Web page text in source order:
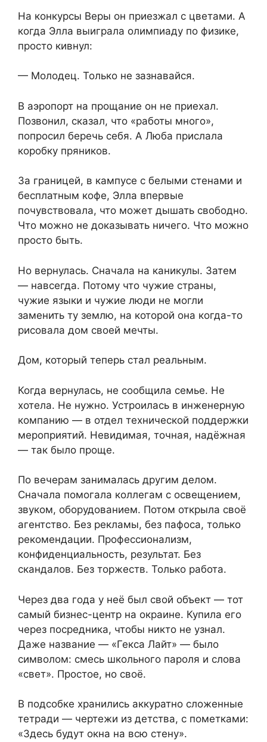
На конкурсы Веры он приезжал с цветами. А
когда Элла выиграла олимпиаду по физике,
просто кивнул:
— Молодец. Только не зазнавайся.
В аэропорт на прощание он не приехал.
Позвонил, сказал, что «работы много»,
попросил беречь себя. А Люба прислала
коробку пряников.
За границей, в кампусе с белыми стенами и
бесплатным кофе, Элла впервые
почувствовала, что может дышать свободно.
Что можно не доказывать ничего. Что можно
просто быть.
Но вернулась. Сначала на каникулы. Затем
— навсегда. Потому что чужие страны,
чужие языки и чужие люди не могли
заменить ту землю, на которой она когда-то
рисовала дом своей мечты.
Дом, который теперь стал реальным.
Когда вернулась, не сообщила семье. Не
хотела. Не нужно. Устроилась в инженерную
компанию — в отдел технической поддержки
мероприятий. Невидимая, точная, надёжная
— так было проще.
По вечерам занималась другим делом.
Сначала помогала коллегам с освещением,
звуком, оборудованием. Потом открыла своё
агентство. Без рекламы, без пафоса, только
рекомендации. Профессионализм,
конфиденциальность, результат. Без
скандалов. Без торжеств. Только работа.
Через два года у неё был свой объект — тот
самый бизнес-центр на окраине. Купила его
через посредника, чтобы никто не узнал.
Даже название — «Гекса Лайт» — было
символом: смесь школьного пароля и слова
«свет». Простое, но своё.
В подсобке хранились аккуратно сложенные
тетради — чертежи из детства, с пометками:
«Здесь будут окна на всю стену».